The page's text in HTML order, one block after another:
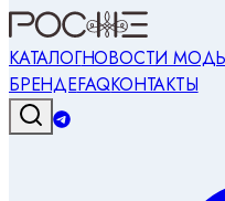
КАТАЛОГНОВОСТИ
БРЕНДЕFAQКОНТАКТЫ